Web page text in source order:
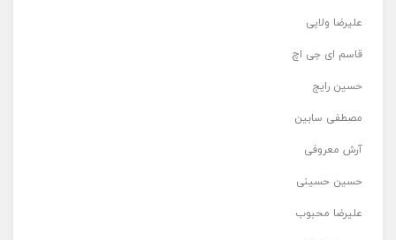
علیرضا ولایی
قاسم ای جی اچ
حسین رایج
مصطفی سابین
آرش معروفی
حسین حسینی
علیرضا محبوب